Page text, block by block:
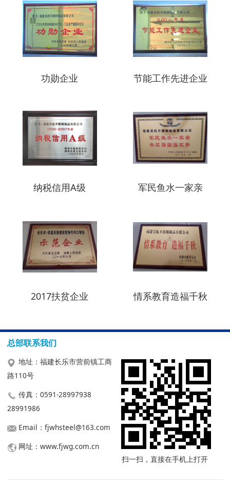
功勋企业 节能工作先进企业
纳税信用A级 军民鱼水一家亲
2017扶贫企业 情系教育造福千秋
总部联系我们
地址：福建长乐市营前镇工商
路110号
传真：0591-28997938
28991986
Email：fjwhsteel@163.com
网址：www.fjwg.com.cn
扫一扫，直接在手机上打开